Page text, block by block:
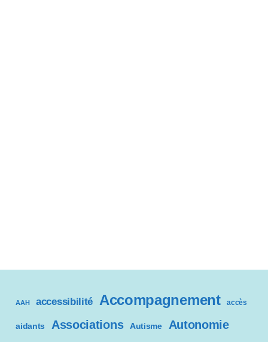
AAH accessibilité Accompagnement accès
aidants Associations Autisme Autonomie